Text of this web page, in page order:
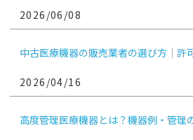
2026/06/08
中古医療機器の販売業者の選び方｜許
2026/04/16
高度管理医療機器とは？機器例・管理